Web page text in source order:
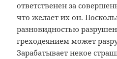
ответственен за
что желает их он.
разновидностью
греходеянием может
Зарабатывает некое